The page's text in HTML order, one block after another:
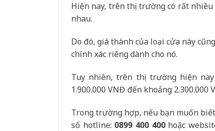
Hiện nay, trên thị trường có rất nhiều
nhau.
Do đó, giá thành của loại cửa này
chính xác riêng dành cho nó.
Tuy nhiên, trên thị trường hiện
1.900.000 VNĐ đến khoảng 2.300.000
Trong trường hợp, nếu bạn muốn
số hotline: 0899 400 400hoặc